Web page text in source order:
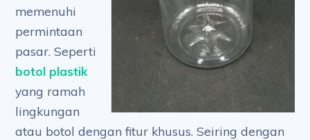
memenuhi
permintaan
pasar. Seperti
botol plastik
yang ramah
lingkungan
atau botol dengan fitur khusus. Seiring dengan